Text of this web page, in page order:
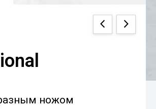
ножом